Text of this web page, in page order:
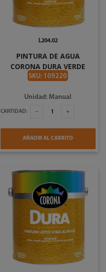
PINTURA DE AGUA
CORONA DURA VERDE
GRAMA EN GALON #2733
SKU: 109220
L204.02
Unidad: Manual
CANTIDAD:
AÑADIR AL CARRITO